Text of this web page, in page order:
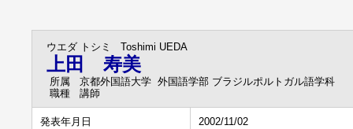
ウエダ トシミ Toshimi UEDA
上田 寿美
所属
京都外国語大学 外国語学部 ブラジルポルトガル語学科
職種
講師
発表年月日 2002/11/02